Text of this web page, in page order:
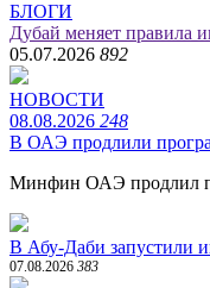
БЛОГИ
​Дубай меняет правила
05.07.2026 892
НОВОСТИ
08.08.2026 248
В ОАЭ продлили
Минфин ОАЭ продлил
В Абу-Даби запустили
07.08.2026 383